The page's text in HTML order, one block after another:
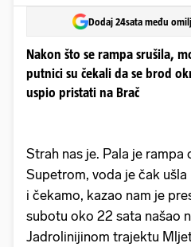
Dodaj 24sata među
Nakon što se rampa srušila,
putnici su čekali da se brod
uspio pristati na Brač
Strah nas je. Pala je
Supetrom, voda je čak
i čekamo, kazao nam je
subotu oko 22 sata našao
Jadrolinijinom trajektu